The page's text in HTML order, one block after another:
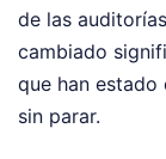
de las
cambiado
que han
sin parar.